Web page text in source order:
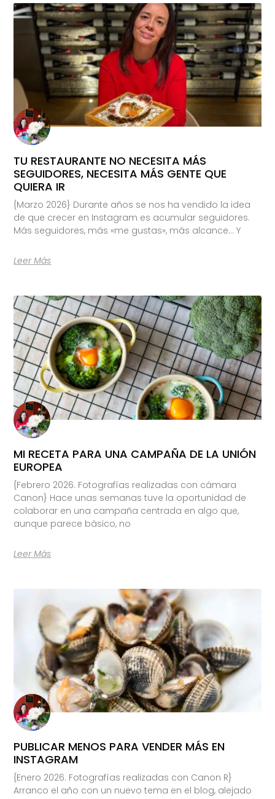
TU RESTAURANTE NO NECESITA MÁS
SEGUIDORES, NECESITA MÁS GENTE QUE
QUIERA IR
{Marzo 2026} Durante años se nos ha vendido la idea
de que crecer en Instagram es acumular seguidores.
Más seguidores, más «me gustas», más alcance… Y
Leer Más
MI RECETA PARA UNA CAMPAÑA DE LA UNIÓN
EUROPEA
{Febrero 2026. Fotografías realizadas con cámara
Canon} Hace unas semanas tuve la oportunidad de
colaborar en una campaña centrada en algo que,
aunque parece básico, no
Leer Más
PUBLICAR MENOS PARA VENDER MÁS EN
INSTAGRAM
{Enero 2026. Fotografías realizadas con Canon R}
Arranco el año con un nuevo tema en el blog, alejado